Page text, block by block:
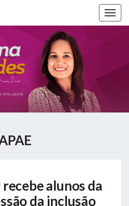
DALVANA
MENDES
Espaço De
Conteúdo
E Leitura
Inteligente
Victor
recebe
alunos da
da inclusão